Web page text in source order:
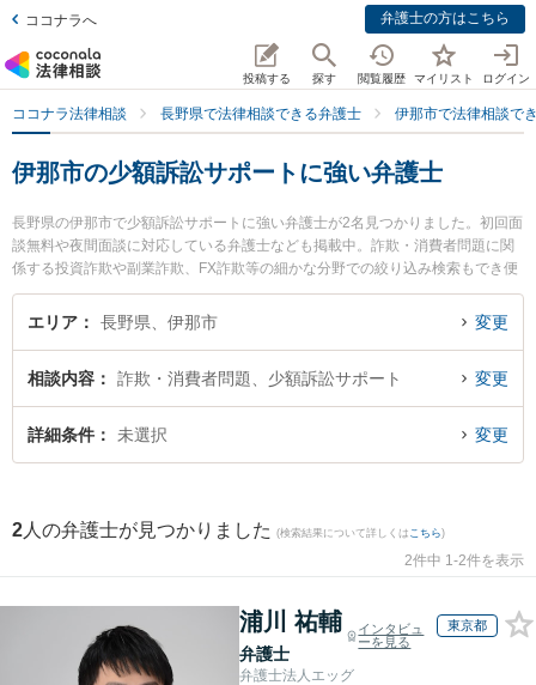
ココナラへ 弁護士の方はこちら
投稿する 探す 閲覧履歴 マイリスト ログイン
ココナラ法律相談 長野県で法律相談できる弁護士 伊那市で法律相談で
伊那市の少額訴訟サポートに強い弁護士
長野県の伊那市で少額訴訟サポートに強い弁護士が2名見つかりました。初回面
談無料や夜間面談に対応している弁護士なども掲載中。詐欺・消費者問題に関
係する投資詐欺や副業詐欺、FX詐欺等の細かな分野での絞り込み検索もでき便
利です。特に唐澤洋祐法律事務所の唐澤 洋祐弁護士やひなた法律事務所の太田
明良弁護士のプロフィール情報や弁護士費用、強みなどが注目されています。
士を検索したい』『初回相談無料で少額訴訟サポートを法律相談できる伊那市
内の弁護士に相談予約したい』などでお困りの相談者さんにおすすめです。
エリア 長野県、伊那市 変更
相談内容 詐欺・消費者問題、少額訴訟サポート 変更
詳細条件 未選択 変更
2 人の弁護士が見つかりました (検索結果について詳しくは こちら)
2件中 1-2件を表示
浦川 祐輔
弁護士
インタビュ
ーを見る
東京都
弁護士法人エッグ